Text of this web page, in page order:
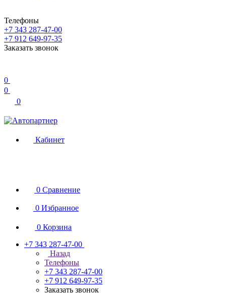
Телефоны
+7 343 287-47-00
+7 912 649-97-35
Заказать звонок
0
0
0
Кабинет
0 Сравнение
0 Избранное
0 Корзина
+7 343 287-47-00
Назад
Телефоны
+7 343 287-47-00
+7 912 649-97-35
Заказать звонок